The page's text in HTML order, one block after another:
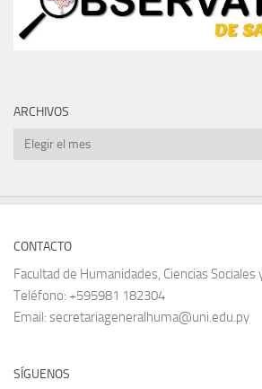
ARCHIVOS
Archivos
CONTACTO
Facultad de Humanidades, Ciencias Sociales
Teléfono: +595981 182304
Email: secretariageneralhuma@uni.edu.py
SÍGUENOS